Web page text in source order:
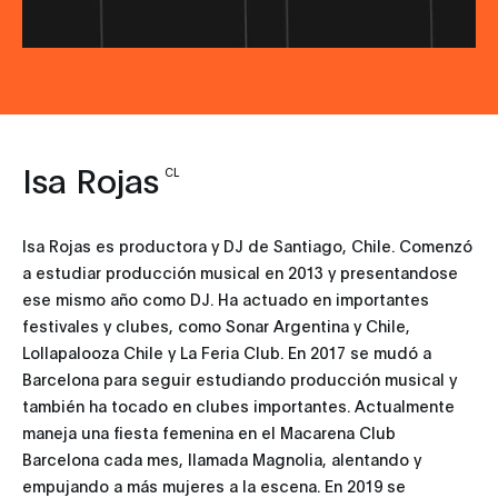
Isa Rojas CL
Isa Rojas es productora y DJ de Santiago, Chile. Comenzó
a estudiar producción musical en 2013 y presentandose
ese mismo año como DJ. Ha actuado en importantes
festivales y clubes, como Sonar Argentina y Chile,
Lollapalooza Chile y La Feria Club. En 2017 se mudó a
Barcelona para seguir estudiando producción musical y
también ha tocado en clubes importantes. Actualmente
maneja una fiesta femenina en el Macarena Club
Barcelona cada mes, llamada Magnolia, alentando y
empujando a más mujeres a la escena. En 2019 se